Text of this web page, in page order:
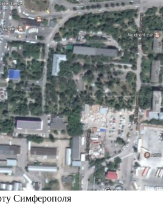
Симферополя